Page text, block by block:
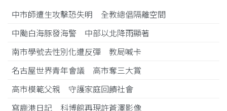
中市師遭生攻擊恐失明 全教總倡隔離空間
中颱白海豚發海警 中部以北降雨顯著
南市學號去性別化遭反彈 教局喊卡
名古屋世界青年會議 高市奪三大賞
高市模範父親 守護家庭回饋社會
寫鹿港日記 科博館再現許蒼澤影像